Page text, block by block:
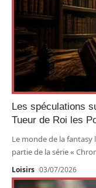
Les spéculations
Tueur de Roi les
Le monde de la
partie de la série «
Loisirs 03/07/2026